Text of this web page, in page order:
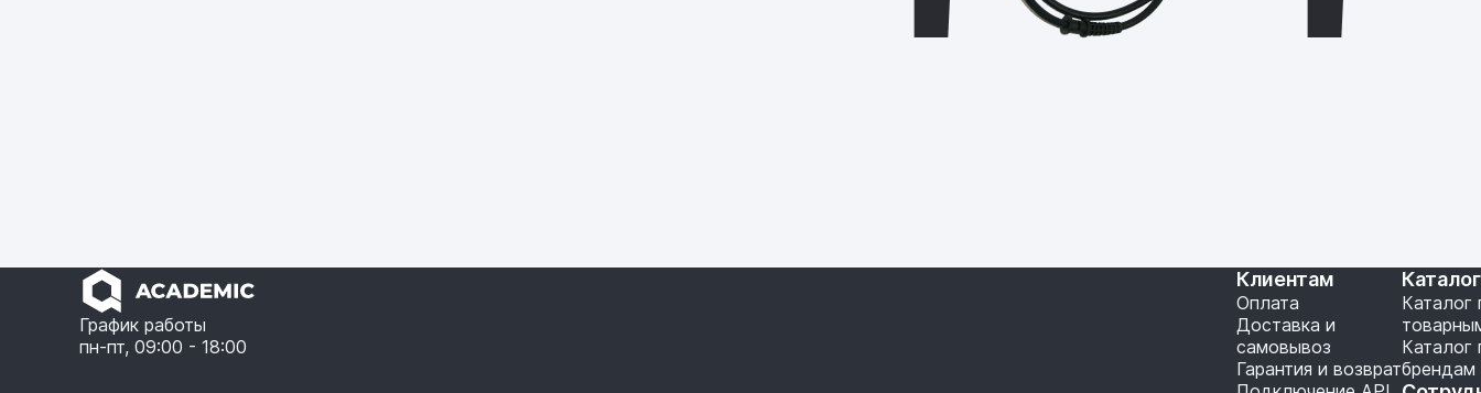
График работы
пн-пт, 09:00 - 18:00
Клиентам
Оплата
Доставка и
самовывоз
Гарантия и возврат
Каталог
Каталог
брендам